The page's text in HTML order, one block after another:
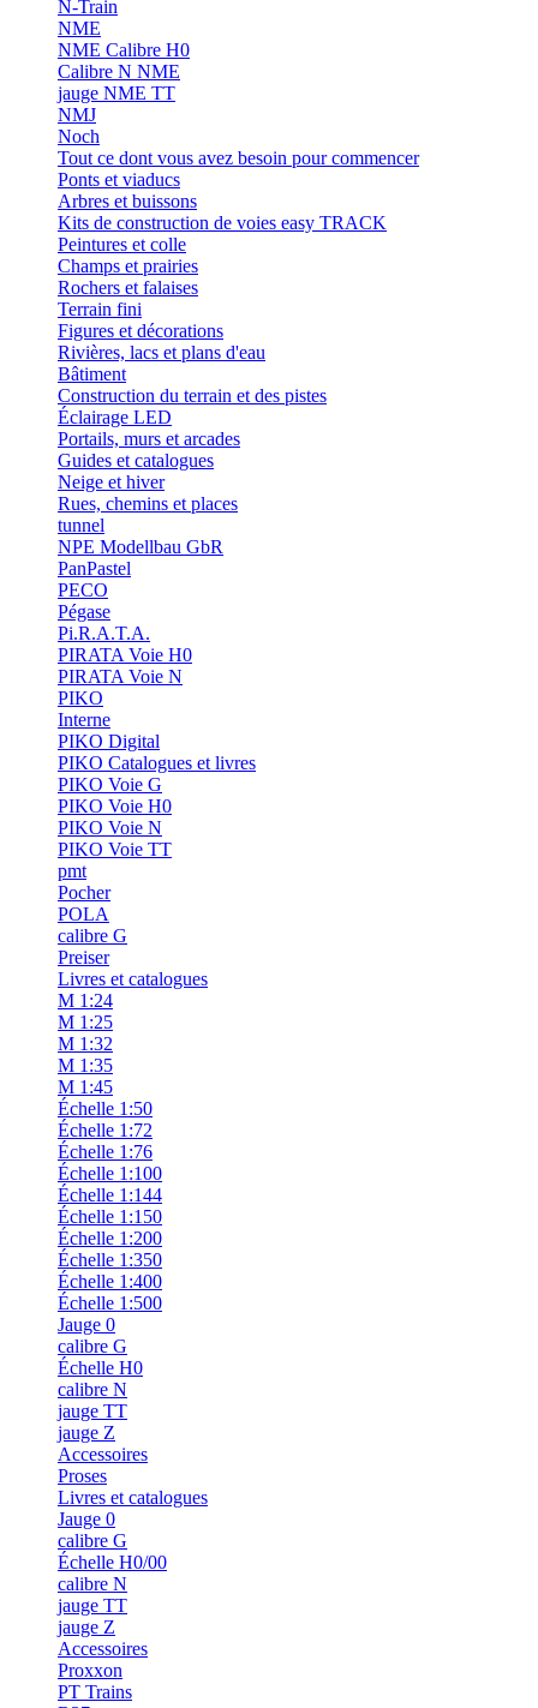
N-Train
NME
NME Calibre H0
Calibre N NME
jauge NME TT
NMJ
Noch
Tout ce dont vous avez besoin pour commencer
Ponts et viaducs
Arbres et buissons
Kits de construction de voies easy TRACK
Peintures et colle
Champs et prairies
Rochers et falaises
Terrain fini
Figures et décorations
Rivières, lacs et plans d'eau
Bâtiment
Construction du terrain et des pistes
Éclairage LED
Portails, murs et arcades
Guides et catalogues
Neige et hiver
Rues, chemins et places
tunnel
NPE Modellbau GbR
PanPastel
PECO
Pégase
Pi.R.A.T.A.
PIRATA Voie H0
PIRATA Voie N
PIKO
Interne
PIKO Digital
PIKO Catalogues et livres
PIKO Voie G
PIKO Voie H0
PIKO Voie N
PIKO Voie TT
pmt
Pocher
POLA
calibre G
Preiser
Livres et catalogues
M 1:24
M 1:25
M 1:32
M 1:35
M 1:45
Échelle 1:50
Échelle 1:72
Échelle 1:76
Échelle 1:100
Échelle 1:144
Échelle 1:150
Échelle 1:200
Échelle 1:350
Échelle 1:400
Échelle 1:500
Jauge 0
calibre G
Échelle H0
calibre N
jauge TT
jauge Z
Accessoires
Proses
Livres et catalogues
Jauge 0
calibre G
Échelle H0/00
calibre N
jauge TT
jauge Z
Accessoires
Proxxon
PT Trains